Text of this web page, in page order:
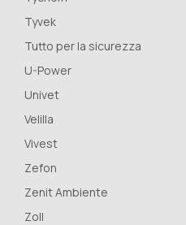
Tyvek
Tutto per la sicurezza
U-Power
Univet
Velilla
Vivest
Zefon
Zenit Ambiente
Zoll